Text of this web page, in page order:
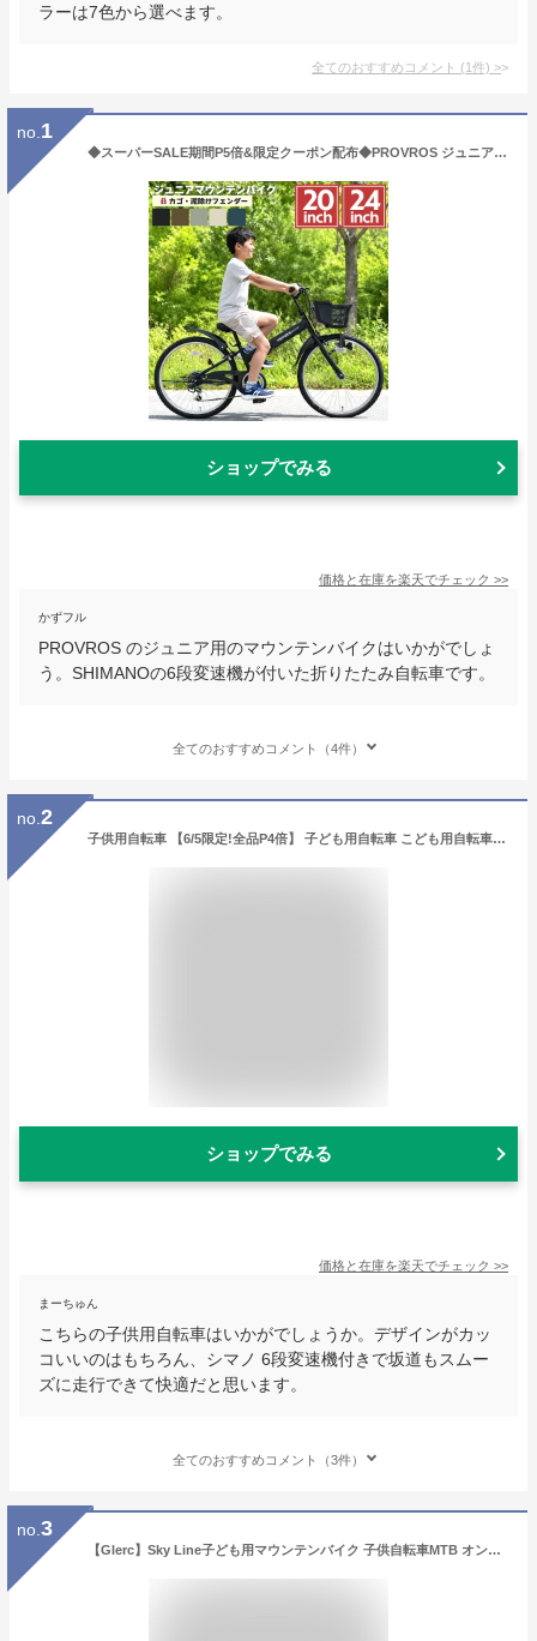
ラーは7色から選べます。
全てのおすすめコメント (1件) >
no. 1
◆スーパーSALE期間P5倍&限定クーポン配布◆PROVROS ジュニア マウンテンバイク 折りたたみ自転車 20インチ 24インチ 自転車 シマノ6段変速 ギア 子供用 MTB 折り畳み カゴ・LEDライト・ワイヤー錠付き プロブロス P-JM20246
ショップでみる
価格と在庫を楽天でチェック >>
かずフル
PROVROS のジュニア用のマウンテンバイクはいかがでしょ
う。SHIMANOの6段変速機が付いた折りたたみ自転車です。
全てのおすすめコメント（4件）
no. 2
子供用自転車 【6/5限定!全品P4倍】 子ども用自転車 こども用自転車 《動画あり》 20インチ 22インチ 24インチ 全11色 クロスバイク シマノ 6段変速 こども じてんしゃ 男の子 女の子 小学生 キッズ ジュニア ☆ プレゼント ギフト 父の日 防災 梅雨 猛暑 節約
ショップでみる
価格と在庫を楽天でチェック >>
まーちゅん
こちらの子供用自転車はいかがでしょうか。デザインがカッ
コいいのはもちろん、シマノ 6段変速機付きで坂道もスムー
ズに走行できて快適だと思います。
全てのおすすめコメント（3件）
no. 3
【Glerc】Sky Line子ども用マウンテンバイク 子供自転車MTB オンロードオフロード 男の子女の子小学生中学生 街乗り通学 21段変速 KENDAファットブロックタイヤ(1.95インチ) フロントサスペンション ディスクブレーキ 20インチ 青灰色ブルーグレー